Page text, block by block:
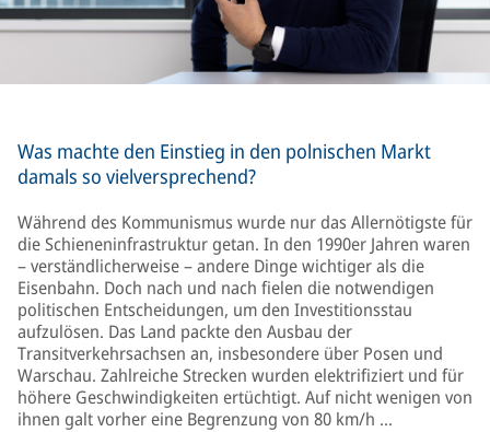
Was machte den Einstieg in den polnischen Markt
damals so vielversprechend?
Während des Kommunismus wurde nur das Allernötigste für
die Schieneninfrastruktur getan. In den 1990er Jahren waren
– verständlicherweise – andere Dinge wichtiger als die
Eisenbahn. Doch nach und nach fielen die notwendigen
politischen Entscheidungen, um den Investitionsstau
aufzulösen. Das Land packte den Ausbau der
Transitverkehrsachsen an, insbesondere über Posen und
Warschau. Zahlreiche Strecken wurden elektrifiziert und für
höhere Geschwindigkeiten ertüchtigt. Auf nicht wenigen von
ihnen galt vorher eine Begrenzung von 80 km/h …